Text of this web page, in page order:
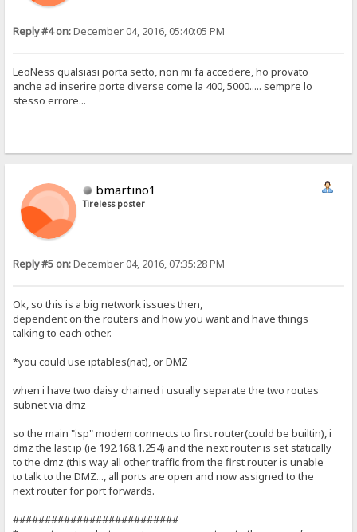
Reply #4 on:December 04, 2016, 05:40:05 PM
LeoNess qualsiasi porta setto, non mi fa accedere, ho provato
anche ad inserire porte diverse come la 400, 5000..... sempre lo
stesso errore...
bmartino1
Tireless poster
Reply #5 on:December 04, 2016, 07:35:28 PM
Ok, so this is a big network issues then,
dependent on the routers and how you want and have things
talking to each other.
*you could use iptables(nat), or DMZ
when i have two daisy chained i usually separate the two routes
subnet via dmz
so the main "isp" modem connects to first router(could be builtin), i
dmz the last ip (ie 192.168.1.254) and the next router is set statically
to the dmz (this way all other traffic from the first router is unable
to talk to the DMZ..., all ports are open and now assigned to the
next router for port forwards.
##########################